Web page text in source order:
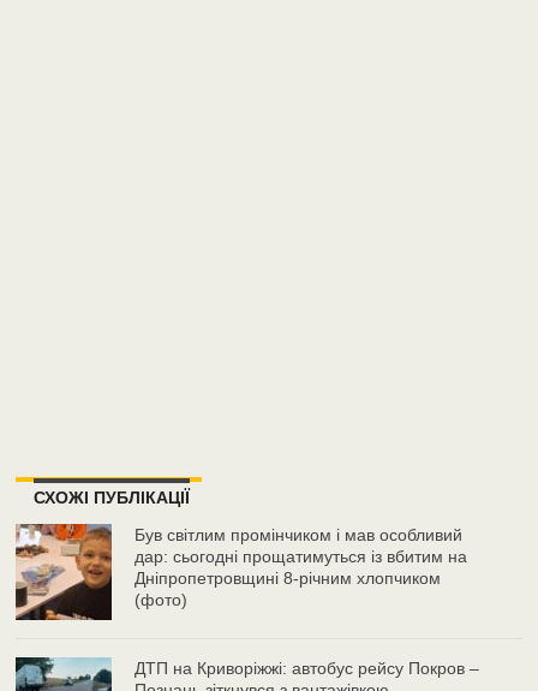
СХОЖІ ПУБЛІКАЦІЇ
Був світлим промінчиком і мав особливий
дар: сьогодні прощатимуться із вбитим на
Дніпропетровщині 8-річним хлопчиком
(фото)
ДТП на Криворіжжі: автобус рейсу Покров –